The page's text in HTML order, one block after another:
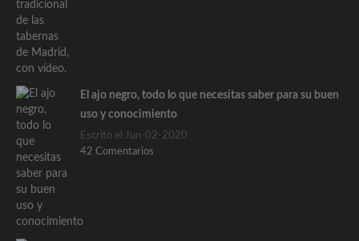
El ajo negro, todo lo que necesitas saber para su buen
uso y conocimiento
Escrito el Jun-02-2020
42 Comentarios